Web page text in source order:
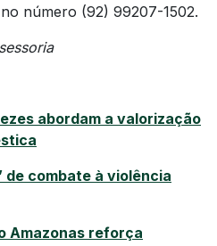
número (92) 99207-1502.
abordam a valorização
de combate à violência
Amazonas reforça